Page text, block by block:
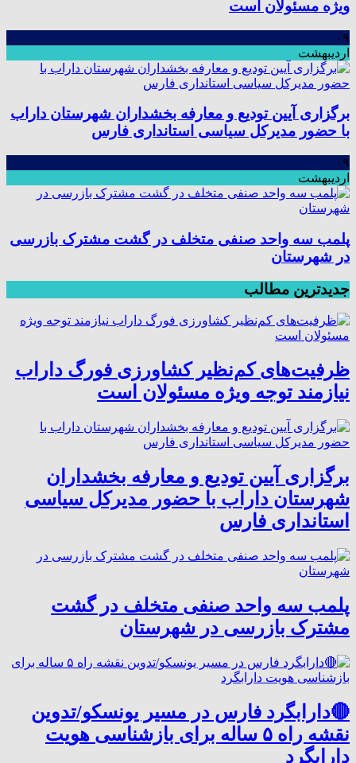
ویژه مسئولان است
۰۹
اردیبهشت
برگزاری آیین تودیع و معارفه بخشداران شهرستان داراب
با حضور مدیرکل سیاسی استانداری فارس
۰۹
اردیبهشت
پلمب سه واحد صنفی متخلف در گشت مشترک بازرسی
در شهرستان
جدیدترین مطالب
ظرفیت‌های کم‌نظیر کشاورزی فورگ داراب
نیازمند توجه ویژه مسئولان است
برگزاری آیین تودیع و معارفه بخشداران
شهرستان داراب با حضور مدیرکل سیاسی
استانداری فارس
پلمب سه واحد صنفی متخلف در گشت
مشترک بازرسی در شهرستان
🔴دارابگرد فارس در مسیر یونسکو/تدوین
نقشه راه ۵ ساله برای بازشناسی هویت
دارابگرد